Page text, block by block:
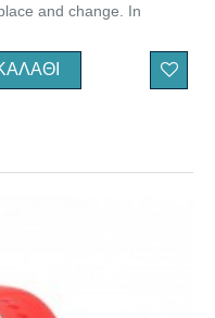
and change. In